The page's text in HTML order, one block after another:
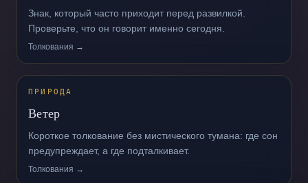
Знак, который часто приходит перед развилкой.
Проверьте, что он говорит именно сегодня.
Толкования →
ПРИРОДА
Ветер
Короткое толкование без мистического тумана: где сон
предупреждает, а где подталкивает.
Толкования →